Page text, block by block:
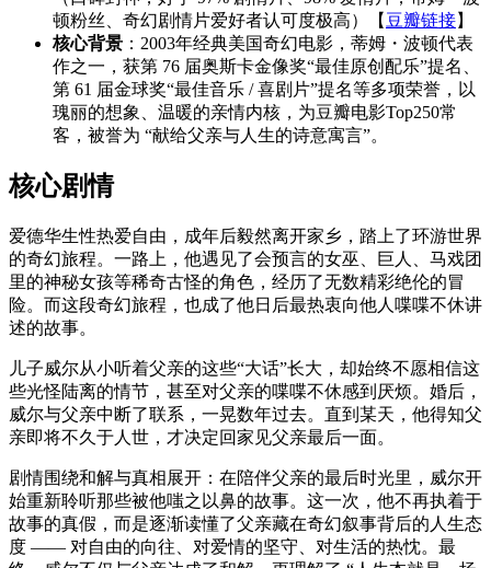
顿粉丝、奇幻剧情片爱好者认可度极高）【 豆瓣链接】
核心背景 ：2003年经典美国奇幻电影，蒂姆・波顿代表
作之一，获第 76 届奥斯卡金像奖“最佳原创配乐”提名、
第 61 届金球奖“最佳音乐 / 喜剧片”提名等多项荣誉，以
瑰丽的想象、温暖的亲情内核，为豆瓣电影Top250常
客，被誉为 “献给父亲与人生的诗意寓言”。
核心剧情
爱德华生性热爱自由，成年后毅然离开家乡，踏上了环游世界
的奇幻旅程。一路上，他遇见了会预言的女巫、巨人、马戏团
里的神秘女孩等稀奇古怪的角色，经历了无数精彩绝伦的冒
险。而这段奇幻旅程，也成了他日后最热衷向他人喋喋不休讲
述的故事。
儿子威尔从小听着父亲的这些“大话”长大，却始终不愿相信这
些光怪陆离的情节，甚至对父亲的喋喋不休感到厌烦。婚后，
威尔与父亲中断了联系，一晃数年过去。直到某天，他得知父
亲即将不久于人世，才决定回家见父亲最后一面。
剧情围绕和解与真相展开：在陪伴父亲的最后时光里，威尔开
始重新聆听那些被他嗤之以鼻的故事。这一次，他不再执着于
故事的真假，而是逐渐读懂了父亲藏在奇幻叙事背后的人生态
度 —— 对自由的向往、对爱情的坚守、对生活的热忱。最